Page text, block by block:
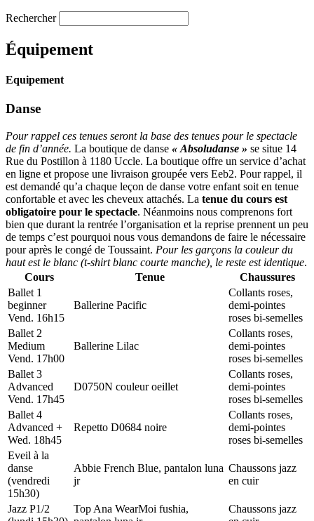
Rechercher
Équipement
Equipement
Danse
Pour rappel ces tenues seront la base des tenues pour le spectacle
de fin d’année. La boutique de danse « Absoludanse » se situe 14
Rue du Postillon à 1180 Uccle. La boutique offre un service d’achat
en ligne et propose une livraison groupée vers Eeb2. Pour rappel, il
est demandé qu’a chaque leçon de danse votre enfant soit en tenue
confortable et avec les cheveux attachés. La tenue du cours est
obligatoire pour le spectacle. Néanmoins nous comprenons fort
bien que durant la rentrée l’organisation et la reprise prennent un peu
de temps c’est pourquoi nous vous demandons de faire le nécessaire
pour après le congé de Toussaint. Pour les garçons la couleur du
haut est le blanc (t-shirt blanc courte manche), le reste est identique.
Cours
Tenue
Chaussures
Ballet 1
beginner
Vend. 16h15
Ballerine Pacific
Collants roses,
demi-pointes
roses bi-semelles
Ballet 2
Medium
Vend. 17h00
Ballerine Lilac
Collants roses,
demi-pointes
roses bi-semelles
Ballet 3
Advanced
Vend. 17h45
D0750N couleur oeillet
Collants roses,
demi-pointes
roses bi-semelles
Ballet 4
Advanced +
Wed. 18h45
Repetto D0684 noire
Collants roses,
demi-pointes
roses bi-semelles
Eveil à la
danse
(vendredi
15h30)
Abbie French Blue, pantalon luna
jr
Chaussons jazz
en cuir
Jazz P1/2
Top Ana WearMoi fushia,
Chaussons jazz